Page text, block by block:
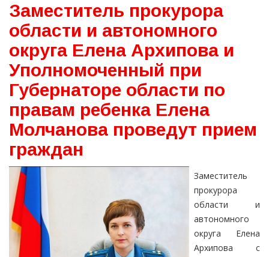
Заместитель прокурора
области и автономного
округа Елена Архипова и
Уполномоченный при
Губернаторе области по
правам ребенка Елена
Молчанова проведут прием
граждан
Заместитель
прокурора
области и
автономного
округа Елена
Архипова с